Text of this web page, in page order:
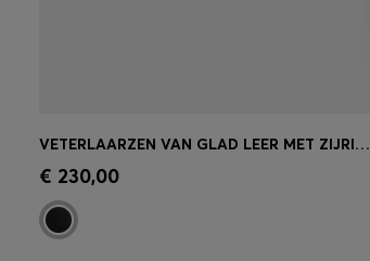
Snel shoppen
VETERLAARZEN VAN GLAD LEER MET ZIJRITS
€ 230,00